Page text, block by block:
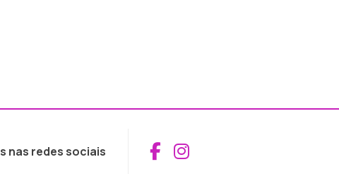
nas redes sociais Aceder ao Facebook
Aceder ao